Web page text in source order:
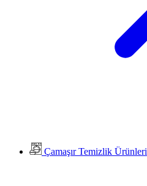
Çamaşır Temizlik Ürünleri